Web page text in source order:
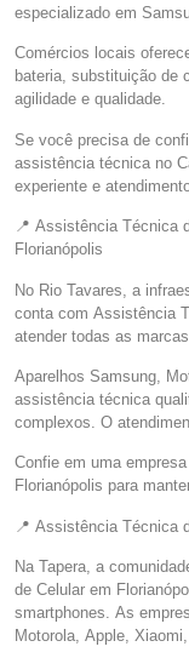
especializado em
Comércios locais
bateria, substituição de
agilidade e qualidade.
Se você precisa de
assistência técnica no
experiente e
📍 Assistência Técnica
Florianópolis
No Rio Tavares, a
conta com Assistência
atender todas as
Aparelhos Samsung,
assistência técnica
complexos. O
Confie em uma
Florianópolis para
📍 Assistência Técnica
Na Tapera, a
de Celular em
smartphones. As
Motorola, Apple,